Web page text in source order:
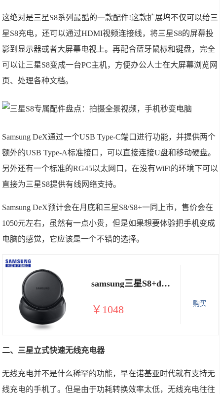
这绝对是三星S8系列最酷的一款配件!这款扩展坞不仅可以给三
星S8充电，还可以通过HDMI视频连接线，将三星S8的屏幕投
影到显示器或者大屏幕电视上。再配合蓝牙鼠标和键盘，完全
可以让三星S8变成一台PC主机，方便办公人士在大屏幕浏览网
页、处理各种文档。
Samsung DeX通过一个USB Type-C端口进行功能，并提供两个
额外的USB Type-A标准接口，可以直接连接U盘和移动硬盘。
另外还有一个标准的RG45以太网口，在没有WiFi的环境下可以
直接为三星S8提供有线网络支持。
Samsung DeX预计会在月底和三星S8/S8+一同上市，售价会在
1050元左右，虽然有一点小贵，但是如果想要体验把手机变成
电脑的感觉，它应该是一个不错的选择。
samsung三星S8+dex扩展坞智能手机底座USB原装正品行货外接显示器
￥1048 购买
二、三星立式快速无线充电器
无线充电并不是什么稀罕的功能，早在诺基亚时代就有支持无
线充电的手机了。但是由于功耗转换效率太低，无线充电往往